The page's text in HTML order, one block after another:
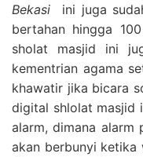
Bekasi ini juga
bertahan hingga
sholat masjid ini
kementrian agama
khawatir jika bicara
digital shlolat masjid
alarm, dimana alarm
akan berbunyi ketika